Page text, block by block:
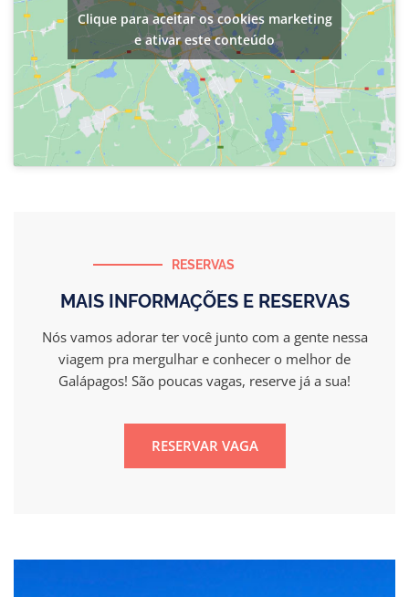
Clique para aceitar os cookies marketing
e ativar este conteúdo
RESERVAS
MAIS INFORMAÇÕES E RESERVAS
Nós vamos adorar ter você junto com a gente nessa
viagem pra mergulhar e conhecer o melhor de
Galápagos! São poucas vagas, reserve já a sua!
RESERVAR VAGA